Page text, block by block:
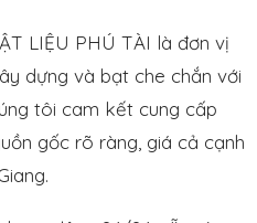
LIỆU PHÚ TÀI là đơn vị
dựng và bạt che chắn với
tôi cam kết cung cấp
gốc rõ ràng, giá cả cạnh